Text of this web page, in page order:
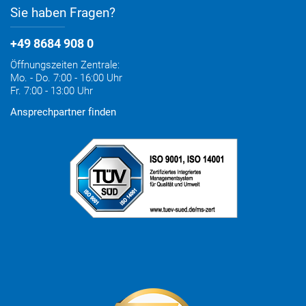
Sie haben Fragen?
+49 8684 908 0
Öffnungszeiten Zentrale:
Mo. - Do. 7:00 - 16:00 Uhr
Fr. 7:00 - 13:00 Uhr
Ansprechpartner finden